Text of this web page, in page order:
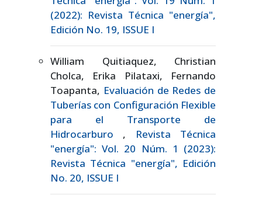
(2022): Revista Técnica "energía",
Edición No. 19, ISSUE I
William Quitiaquez, Christian
Cholca, Erika Pilataxi, Fernando
Toapanta, Evaluación de Redes de
Tuberías con Configuración Flexible
para el Transporte de
Hidrocarburo ,
Revista Técnica
"energía": Vol. 20 Núm. 1 (2023):
Revista Técnica "energía", Edición
No. 20, ISSUE I